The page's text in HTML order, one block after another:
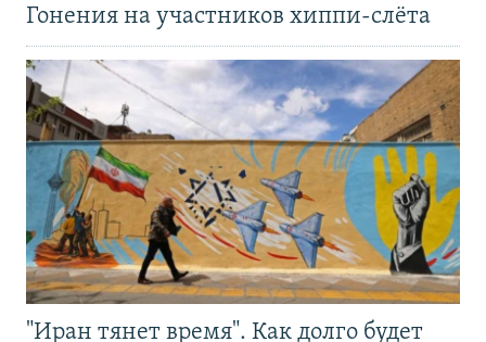
Гонения на участников хиппи-слёта
"Иран тянет время". Как долго будет